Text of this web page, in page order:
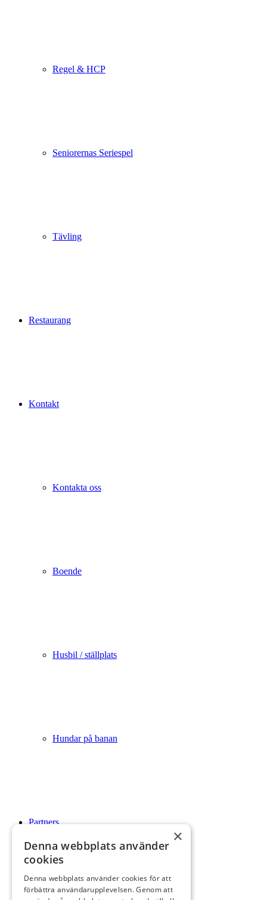
Regel & HCP
Seniorernas Seriespel
Tävling
Restaurang
Kontakt
Kontakta oss
Boende
Husbil / ställplats
Hundar på banan
Partners
×
Denna webbplats använder
cookies
Denna webbplats använder cookies för att
förbättra användarupplevelsen. Genom att